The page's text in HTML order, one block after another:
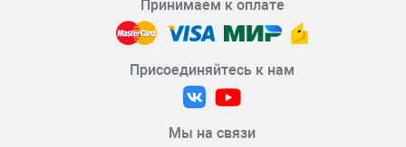
Принимаем к оплате
Присоединяйтесь к нам
Мы на связи